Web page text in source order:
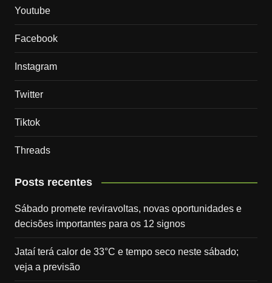
Youtube
Facebook
Instagram
Twitter
Tiktok
Threads
Posts recentes
Sábado promete reviravoltas, novas oportunidades e
decisões importantes para os 12 signos
Jataí terá calor de 33°C e tempo seco neste sábado;
veja a previsão